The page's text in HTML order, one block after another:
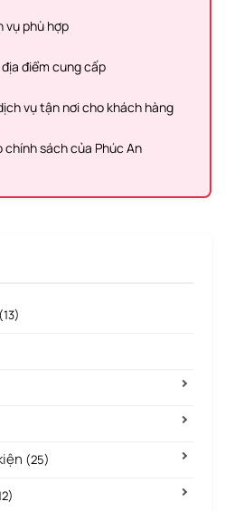
vụ phù hợp
điểm cung cấp
vụ tận nơi cho khách hàng
sách của Phúc An
(13)
(25)